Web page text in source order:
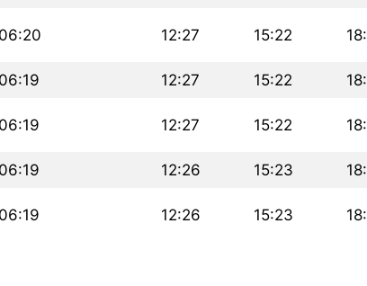
06:20 12:27 15:22
06:19 12:27 15:22
06:19 12:27 15:22
06:19 12:26 15:23
06:19 12:26 15:23